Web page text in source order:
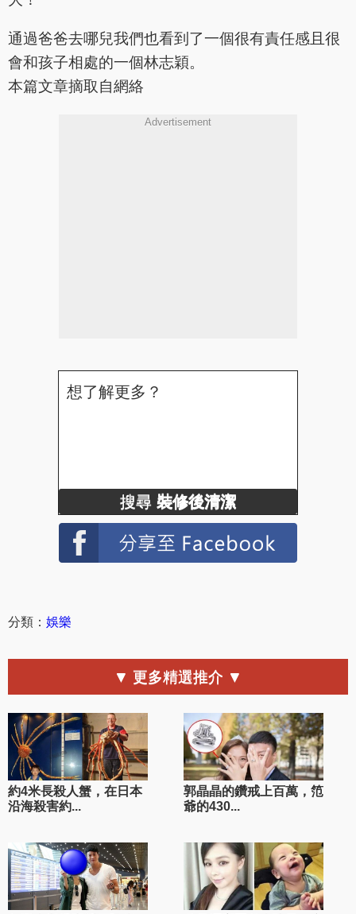
通過爸爸去哪兒我們也看到了一個很有責任感且很
會和孩子相處的一個林志穎。
本篇文章摘取自網絡
Advertisement
想了解更多？
搜尋 裝修後清潔
分類： 娛樂
▼ 更多精選推介 ▼
約4米長殺人蟹，在日本
沿海殺害約...
郭晶晶的鑽戒上百萬，笵
爺的430...